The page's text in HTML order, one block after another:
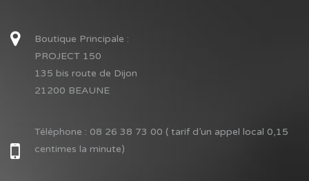
Boutique Principale :
PROJECT 150
135 bis route de Dijon
21200 BEAUNE
Téléphone : 08 26 38 73 00 ( tarif d’un appel local 0,15
centimes la minute)